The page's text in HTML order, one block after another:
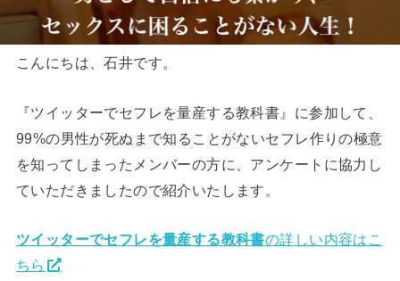
こんにちは、石井です。
『ツイッターでセフレを量産する教科書』に参加して、
99%の男性が死ぬまで知ることがないセフレ作りの極意
を知ってしまったメンバーの方に、アンケートに協力し
ていただきましたので紹介いたします。
ツイッターでセフレを量産する教科書の詳しい内容はこ
ちら